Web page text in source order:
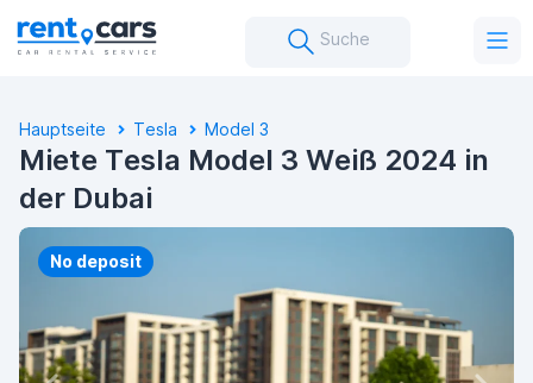
Suche
Hauptseite Tesla Model 3
Miete Tesla Model 3 Weiß 2024 in
der Dubai
No deposit